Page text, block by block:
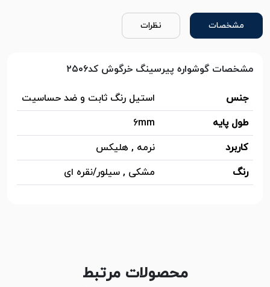
مشخصات نظرات
مشخصات گوشواره پیرسینگ خرگوش کد۲۵۰۶
جنس
استیل رنگ ثابت و ضد حساسیت
طول پایه
6mm
کاربرد
نرمه , هلیکس
رنگ
مشکی , سیلور/نقره ای
محصولات مرتبط